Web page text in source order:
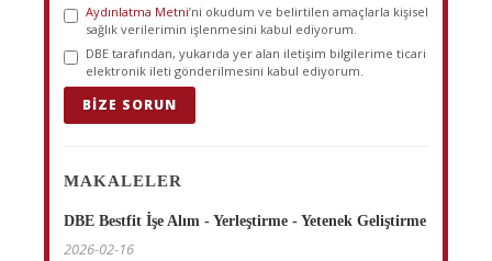
Aydınlatma Metni’ni okudum ve belirtilen amaçlarla kişisel
sağlık verilerimin işlenmesini kabul ediyorum.
DBE tarafından, yukarıda yer alan iletişim bilgilerime ticari
elektronik ileti gönderilmesini kabul ediyorum.
BIZE SORUN
MAKALELER
DBE Bestfit İşe Alım - Yerleştirme - Yetenek Geliştirme
2026-02-16